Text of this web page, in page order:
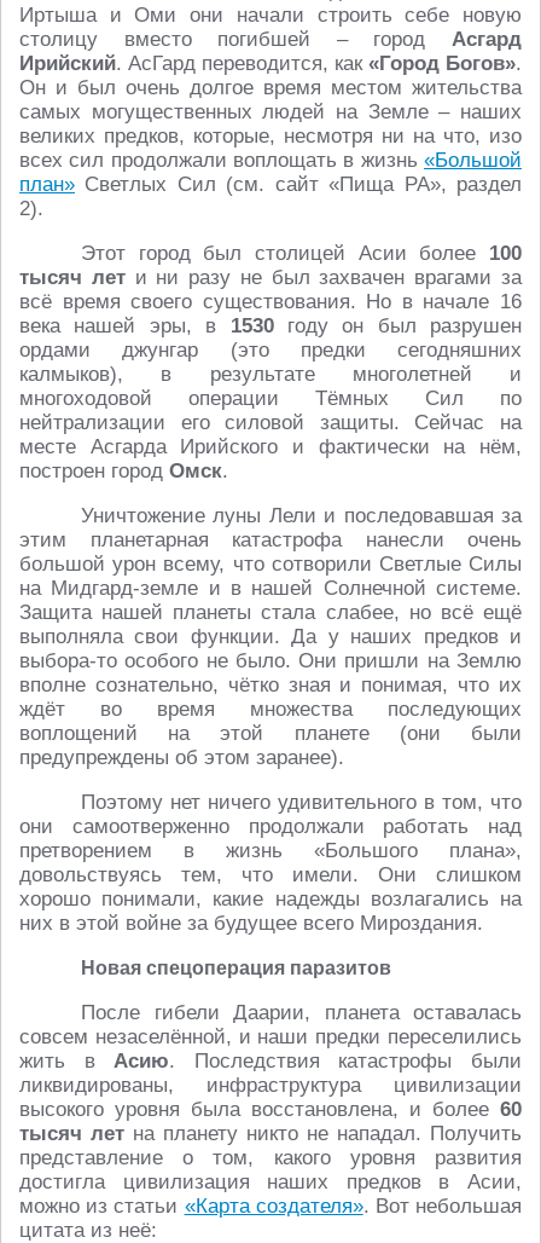
Иртыша и Оми они начали строить себе новую
столицу вместо погибшей – город Асгард
Ирийский. АсГард переводится, как «Город Богов».
Он и был очень долгое время местом жительства
самых могущественных людей на Земле – наших
великих предков, которые, несмотря ни на что, изо
всех сил продолжали воплощать в жизнь «Большой
план» Светлых Сил (см. сайт «Пища РА», раздел
2).
Этот город был столицей Асии более 100
тысяч лети ни разу не был захвачен врагами за
всё время своего существования. Но в начале 16
века нашей эры, в 1530году он был разрушен
ордами джунгар (это предки сегодняшних
калмыков), в результате многолетней и
многоходовой операции Тёмных Сил по
нейтрализации его силовой защиты. Сейчас на
месте Асгарда Ирийского и фактически на нём,
построен город Омск.
Уничтожение луны Лели и последовавшая за
этим планетарная катастрофа нанесли очень
большой урон всему, что сотворили Светлые Силы
на Мидгард-земле и в нашей Солнечной системе.
Защита нашей планеты стала слабее, но всё ещё
выполняла свои функции. Да у наших предков и
выбора-то особого не было. Они пришли на Землю
вполне сознательно, чётко зная и понимая, что их
ждёт во время множества последующих
воплощений на этой планете (они были
предупреждены об этом заранее).
Поэтому нет ничего удивительного в том, что
они самоотверженно продолжали работать над
претворением в жизнь «Большого плана»,
довольствуясь тем, что имели. Они слишком
хорошо понимали, какие надежды возлагались на
них в этой войне за будущее всего Мироздания.
Новая спецоперация паразитов
После гибели Даарии, планета оставалась
совсем незаселённой, и наши предки переселились
жить вАсию. Последствия катастрофы были
ликвидированы, инфраструктура цивилизации
высокого уровня была восстановлена, и более 60
тысяч лет на планету никто не нападал. Получить
представление о том, какого уровня развития
достигла цивилизация наших предков в Асии,
можно из статьи «Карта создателя». Вот небольшая
цитата из неё: